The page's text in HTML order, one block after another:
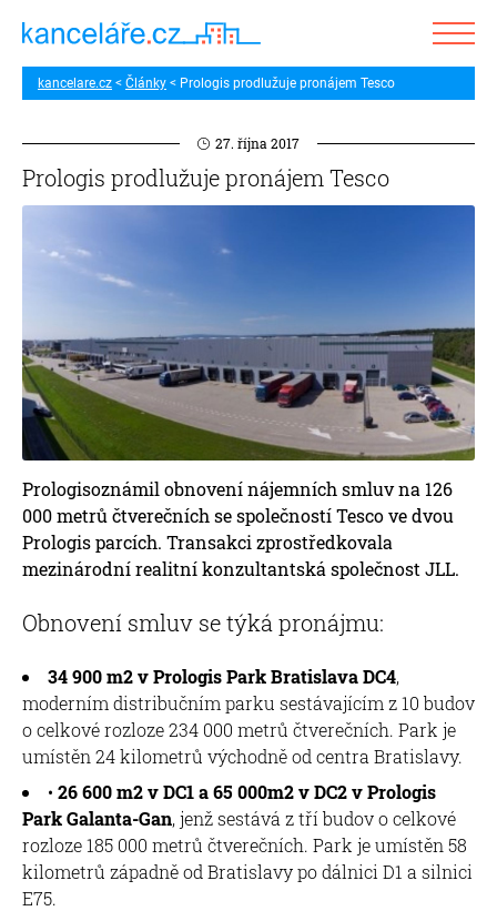
kancelare.cz Články Prologis prodlužuje pronájem Tesco
27. října 2017
Prologis prodlužuje pronájem Tesco
Prologisoznámil obnovení nájemních smluv na 126
000 metrů čtverečních se společností Tesco ve dvou
Prologis parcích. Transakci zprostředkovala
mezinárodní realitní konzultantská společnost JLL.
Obnovení smluv se týká pronájmu:
34 900 m2 v Prologis Park Bratislava DC4,
moderním distribučním parku sestávajícím z 10 budov
o celkové rozloze 234 000 metrů čtverečních. Park je
umístěn 24 kilometrů východně od centra Bratislavy.
• 26 600 m2 v DC1 a 65 000m2 v DC2 v Prologis
Park Galanta-Gan, jenž sestává z tří budov o celkové
rozloze 185 000 metrů čtverečních. Park je umístěn 58
kilometrů západně od Bratislavy po dálnici D1 a silnici
E75.